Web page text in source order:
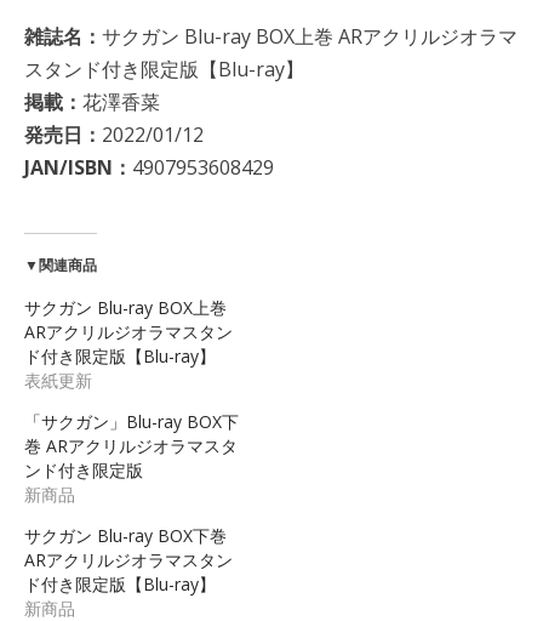
雑誌名： サクガン Blu-ray BOX上巻 ARアクリルジオラマ
スタンド付き限定版【Blu-ray】
掲載： 花澤香菜
発売日： 2022/01/12
JAN/ISBN： 4907953608429
▼関連商品
サクガン Blu-ray BOX上巻
ARアクリルジオラマスタン
ド付き限定版【Blu-ray】
表紙更新
「サクガン」Blu-ray BOX下
巻 ARアクリルジオラマスタ
ンド付き限定版
新商品
サクガン Blu-ray BOX下巻
ARアクリルジオラマスタン
ド付き限定版【Blu-ray】
新商品